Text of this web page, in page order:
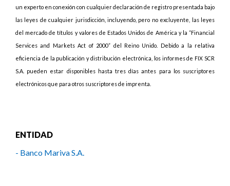
un experto en conexión con cualquier declaración de registro presentada bajo
las leyes de cualquier jurisdicción, incluyendo, pero no excluyente, las leyes
del mercado de títulos y valores de Estados Unidos de América y la “Financial
Services and Markets Act of 2000” del Reino Unido. Debido a la relativa
eficiencia de la publicación y distribución electrónica, los informes de FIX SCR
S.A. pueden estar disponibles hasta tres días antes para los suscriptores
electrónicos que para otros suscriptores de imprenta.
ENTIDAD
- Banco Mariva S.A.